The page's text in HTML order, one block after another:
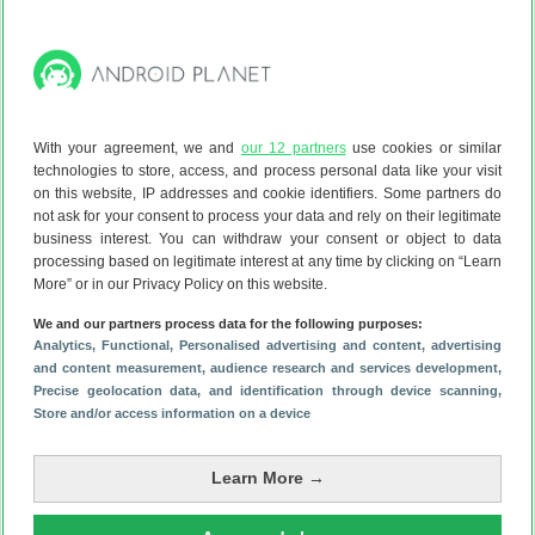
With your agreement, we and our 12 partnersuse cookies or similar
technologies to store, access, and process personal data like your visit
on this website, IP addresses and cookie identifiers. Some partners do
not ask for your consent to process your data and rely on their legitimate
business interest. You can withdraw your consent or object to data
processing based on legitimate interest at any time by clicking on “Learn
More” or in our Privacy Policy on this website.
We and our partners process data for the following purposes:
Analytics, Functional, Personalised advertising and content, advertising
and content measurement, audience research and services development,
Precise geolocation data, and identification through device scanning,
Store and/or access information on a device
Learn More →
verschijnt bij het koppelen van de usb-stick een melding op
je scherm met daarin de naam van de usb-stick en de optie
een video. Zo heb je geen computer nodig om bestanden
van je telefoon te halen.
Weten wat er allemaal nog meer mogelijk is met jouw
Android-smartphone? Volg ons via de knoppen hieronder
en mis helemaal niets meer.
Download de Android Planet-app
Schrijf je in voor onze nieuwsbrief